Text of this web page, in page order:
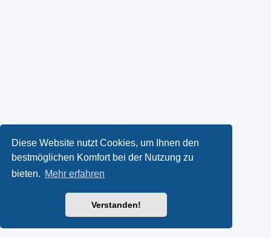
Diese Website nutzt Cookies, um Ihnen den
bestmöglichen Komfort bei der Nutzung zu
bieten. Mehr erfahren
Verstanden!